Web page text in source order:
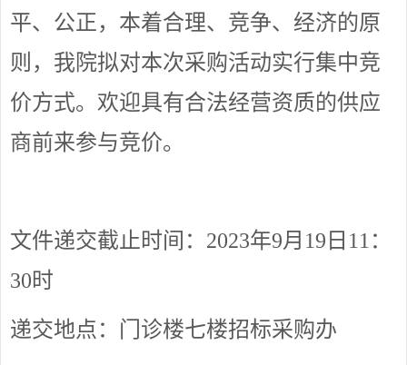
平、公正，本着合理、竞争、经济的原
则，我院拟对本次采购活动实行集中竞
价方式。欢迎具有合法经营资质的供应
商前来参与竞价。
文件递交截止时间： 2023年9月19日11：
30时
递交地点：门诊楼七楼招标采购办